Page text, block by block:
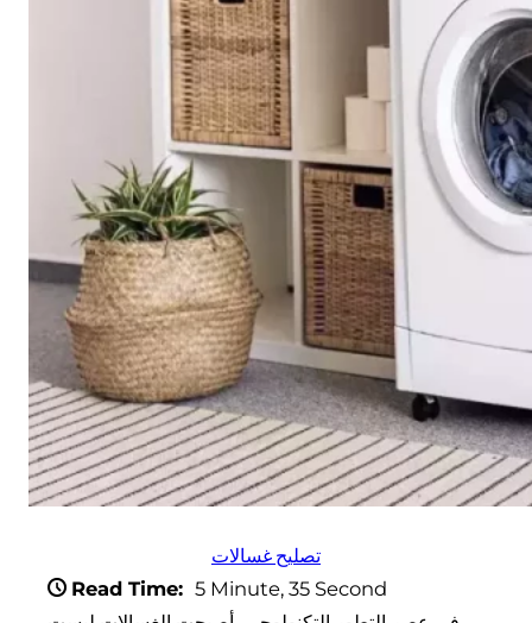
تصليح غسالات
Read Time: 5 Minute, 35 Second